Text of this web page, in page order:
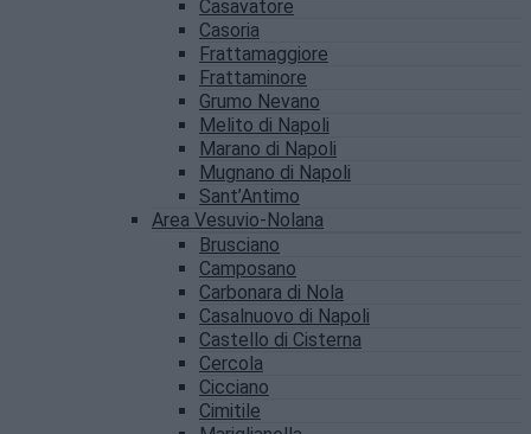
Casavatore
Casoria
Frattamaggiore
Frattaminore
Grumo Nevano
Melito di Napoli
Marano di Napoli
Mugnano di Napoli
Sant’Antimo
Area Vesuvio-Nolana
Brusciano
Camposano
Carbonara di Nola
Casalnuovo di Napoli
Castello di Cisterna
Cercola
Cicciano
Cimitile